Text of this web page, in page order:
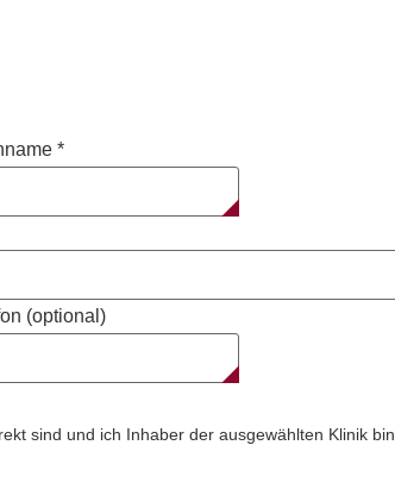
*
(optional)
sind und ich Inhaber der ausgewählten Klinik bin.